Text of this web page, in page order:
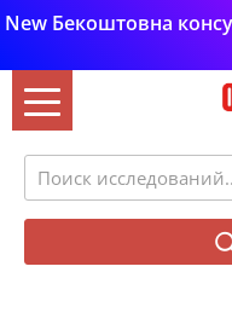
New Бекоштовна